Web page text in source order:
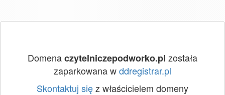
Domenaczytelniczepodworko.pl została
zaparkowana wddregistrar.pl
Skontaktuj sięz właścicielem domeny